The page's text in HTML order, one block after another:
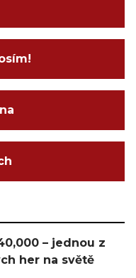
– jednou z
her na světě